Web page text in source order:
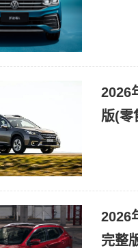
2026
版(零
2026
完整